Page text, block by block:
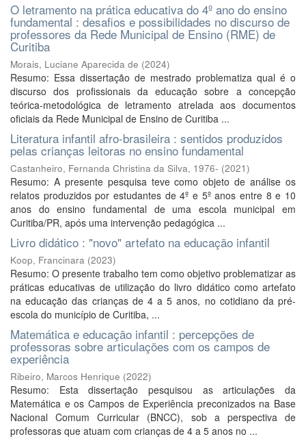
O letramento na prática educativa do 4º ano do ensino
fundamental : desafios e possibilidades no discurso de
professores da Rede Municipal de Ensino (RME) de
Curitiba
Morais, Luciane Aparecida de (2024)
Resumo: Essa dissertação de mestrado problematiza qual é o
discurso dos profissionais da educação sobre a concepção
teórica-metodológica de letramento atrelada aos documentos
oficiais da Rede Municipal de Ensino de Curitiba ...
Literatura infantil afro-brasileira : sentidos produzidos
pelas crianças leitoras no ensino fundamental
Castanheiro, Fernanda Christina da Silva, 1976- (2021)
Resumo: A presente pesquisa teve como objeto de análise os
relatos produzidos por estudantes de 4º e 5º anos entre 8 e 10
anos do ensino fundamental de uma escola municipal em
Curitiba/PR, após uma intervenção pedagógica ...
Livro didático : "novo" artefato na educação infantil
Koop, Francinara (2023)
Resumo: O presente trabalho tem como objetivo problematizar as
práticas educativas de utilização do livro didático como artefato
na educação das crianças de 4 a 5 anos, no cotidiano da pré-
escola do município de Curitiba, ...
Matemática e educação infantil : percepções de
professoras sobre articulações com os campos de
experiência
Ribeiro, Marcos Henrique (2022)
Resumo: Esta dissertação pesquisou as articulações da
Matemática e os Campos de Experiência preconizados na Base
Nacional Comum Curricular (BNCC), sob a perspectiva de
professoras que atuam com crianças de 4 a 5 anos no ...